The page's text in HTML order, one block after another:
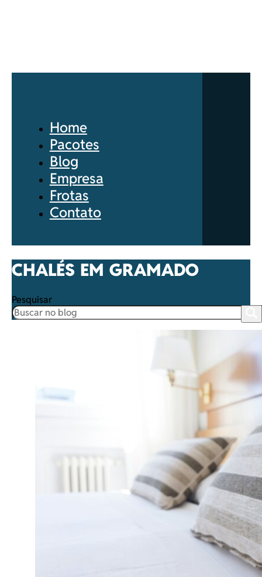
Home
Pacotes
Blog
Empresa
Frotas
Contato
CHALÉS EM GRAMADO
Pesquisar